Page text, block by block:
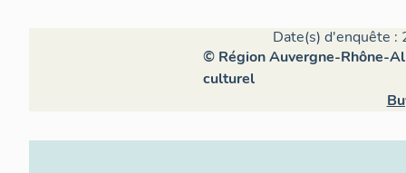
Date(s) d'enquête :
© Région Auvergne-Rhône-
culturel